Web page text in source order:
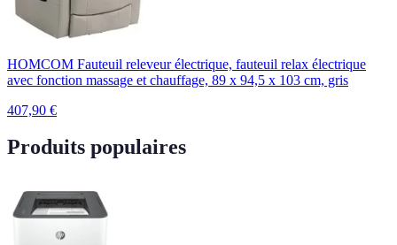
HOMCOM Fauteuil releveur électrique, fauteuil relax électrique
avec fonction massage et chauffage, 89 x 94,5 x 103 cm, gris
407,90 €
Produits populaires